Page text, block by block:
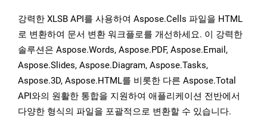
강력한 XLSB API를 사용하여 Aspose.Cells 파일을 HTML
로 변환하여 문서 변환 워크플로를 개선하세요. 이 강력한
솔루션은 Aspose.Words, Aspose.PDF, Aspose.Email,
Aspose.Slides, Aspose.Diagram, Aspose.Tasks,
Aspose.3D, Aspose.HTML를 비롯한 다른 Aspose.Total
API와의 원활한 통합을 지원하여 애플리케이션 전반에서
다양한 형식의 파일을 포괄적으로 변환할 수 있습니다.